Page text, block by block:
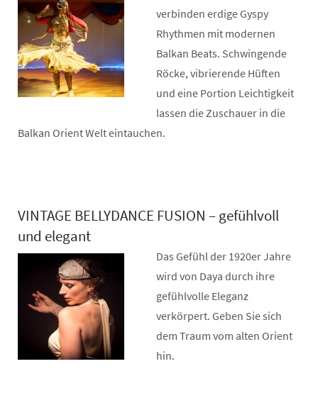
verbinden erdige Gyspy
Rhythmen mit modernen
Balkan Beats. Schwingende
Röcke, vibrierende Hüften
und eine Portion Leichtigkeit
lassen die Zuschauer in die
Balkan Orient Welt eintauchen.
VINTAGE BELLYDANCE FUSION – gefühlvoll
und elegant
Das Gefühl der 1920er Jahre
wird von Daya durch ihre
gefühlvolle Eleganz
verkörpert. Geben Sie sich
dem Traum vom alten Orient
hin.